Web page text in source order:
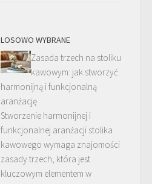
LOSOWO WYBRANE
Zasada trzech na stoliku
kawowym: jak stworzyć
harmonijną i funkcjonalną
aranżację
Stworzenie harmonijnej i
funkcjonalnej aranżacji stolika
kawowego wymaga znajomości
zasady trzech, która jest
kluczowym elementem w